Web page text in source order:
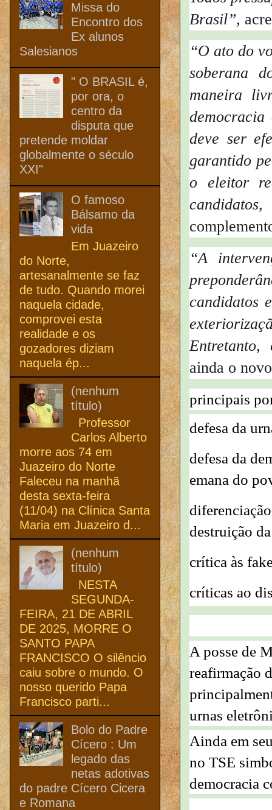
Brasil”,
“O ato do
soberana
maneira
deve ser
garantido
o eleitor
“A
candidatos
Entretanto,
ainda o
principais
defesa da
defesa da
emana do
destruição
crítica às
críticas ao
A posse de
reafirmação
urnas
Ainda em
no TSE
democracia
Missa do
Encontro dos
Ex alunos
Salesianos
" O BRASIL é,
por ora, o
centro da
disputa que
pretende moldar
globalmente o século
XXI"
O famoso
Bálsamo da
vida
Em Juazeiro
do Norte,
artesanalmente se faz
de tudo. Quando morei
naquela cidade,
comprovei esta
realidade e os
gozadores diziam
naquela ép...
(nenhum
título)
Professor
Carlos Alberto
morre aos 74 em
Juazeiro do Norte
Faleceu na manhã
desta sexta-feira
(11/04) na Clínica Santa
Maria em Juazeiro d...
(nenhum
título)
NESTA
SEGUNDA-
FEIRA, 21 DE ABRIL
DE 2025, MORRE O
SANTO PAPA
FRANCISCO O silêncio
caiu sobre o mundo. O
nosso querido Papa
Francisco parti...
Bolo do Padre
Cícero : Um
legado das
netas adotivas
do padre Cícero Cicera
e Romana